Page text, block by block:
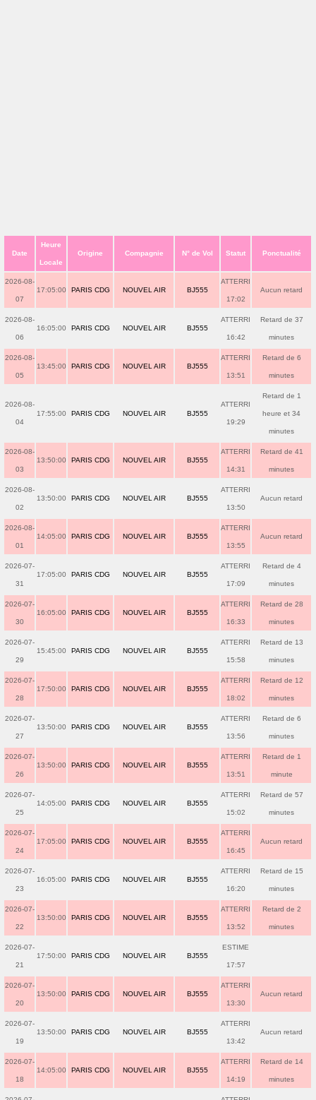
Date
Heure
Locale
Origine Compagnie N° de Vol Statut Ponctualité
2026-08-
07
17:05:00 PARIS CDG NOUVEL AIR BJ555
ATTERRI
17:02
Aucun retard
2026-08-
06
16:05:00 PARIS CDG NOUVEL AIR BJ555
ATTERRI
16:42
Retard de 37
minutes
2026-08-
05
13:45:00 PARIS CDG NOUVEL AIR BJ555
ATTERRI
13:51
Retard de 6
minutes
2026-08-
04
17:55:00 PARIS CDG NOUVEL AIR BJ555
ATTERRI
19:29
Retard de 1
heure et 34
minutes
2026-08-
03
13:50:00 PARIS CDG NOUVEL AIR BJ555
ATTERRI
14:31
Retard de 41
minutes
2026-08-
02
13:50:00 PARIS CDG NOUVEL AIR BJ555
ATTERRI
13:50
Aucun retard
2026-08-
01
14:05:00 PARIS CDG NOUVEL AIR BJ555
ATTERRI
13:55
Aucun retard
2026-07-
31
17:05:00 PARIS CDG NOUVEL AIR BJ555
ATTERRI
17:09
Retard de 4
minutes
2026-07-
30
16:05:00 PARIS CDG NOUVEL AIR BJ555
ATTERRI
16:33
Retard de 28
minutes
2026-07-
29
15:45:00 PARIS CDG NOUVEL AIR BJ555
ATTERRI
15:58
Retard de 13
minutes
2026-07-
28
17:50:00 PARIS CDG NOUVEL AIR BJ555
ATTERRI
18:02
Retard de 12
minutes
2026-07-
27
13:50:00 PARIS CDG NOUVEL AIR BJ555
ATTERRI
13:56
Retard de 6
minutes
2026-07-
26
13:50:00 PARIS CDG NOUVEL AIR BJ555
ATTERRI
13:51
Retard de 1
minute
2026-07-
25
14:05:00 PARIS CDG NOUVEL AIR BJ555
ATTERRI
15:02
Retard de 57
minutes
2026-07-
24
17:05:00 PARIS CDG NOUVEL AIR BJ555
ATTERRI
16:45
Aucun retard
2026-07-
23
16:05:00 PARIS CDG NOUVEL AIR BJ555
ATTERRI
16:20
Retard de 15
minutes
2026-07-
22
13:50:00 PARIS CDG NOUVEL AIR BJ555
ATTERRI
13:52
Retard de 2
minutes
2026-07-
21
17:50:00 PARIS CDG NOUVEL AIR BJ555
ESTIME
17:57
2026-07-
20
13:50:00 PARIS CDG NOUVEL AIR BJ555
ATTERRI
13:30
Aucun retard
2026-07-
19
13:50:00 PARIS CDG NOUVEL AIR BJ555
ATTERRI
13:42
Aucun retard
2026-07-
18
14:05:00 PARIS CDG NOUVEL AIR BJ555
ATTERRI
14:19
Retard de 14
minutes